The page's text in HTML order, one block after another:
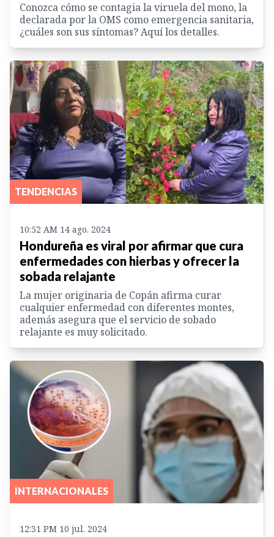
Conozca cómo se contagia la viruela del mono, la
declarada por la OMS como emergencia sanitaria,
¿cuáles son sus síntomas? Aquí los detalles.
TENDENCIAS
10:52 AM 14 ago. 2024
Hondureña es viral por afirmar que cura
enfermedades con hierbas y ofrecer la
sobada relajante
La mujer originaria de Copán afirma curar
cualquier enfermedad con diferentes montes,
además asegura que el servicio de sobado
relajante es muy solicitado.
INTERNACIONALES
12:31 PM 10 jul. 2024